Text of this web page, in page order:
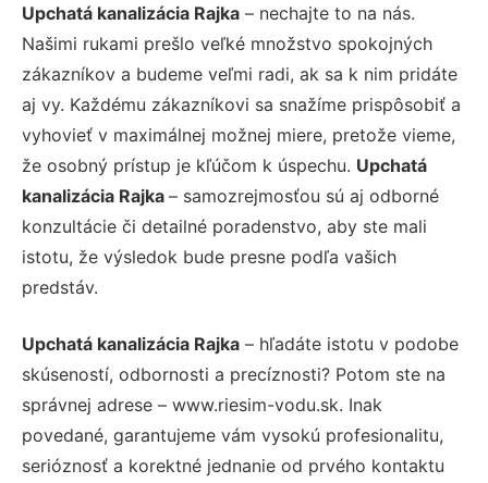
Upchatá kanalizácia Rajka – nechajte to na nás.
Našimi rukami prešlo veľké množstvo spokojných
zákazníkov a budeme veľmi radi, ak sa k nim pridáte
aj vy. Každému zákazníkovi sa snažíme prispôsobiť a
vyhovieť v maximálnej možnej miere, pretože vieme,
že osobný prístup je kľúčom k úspechu. Upchatá
kanalizácia Rajka – samozrejmosťou sú aj odborné
konzultácie či detailné poradenstvo, aby ste mali
istotu, že výsledok bude presne podľa vašich
predstáv.
Upchatá kanalizácia Rajka – hľadáte istotu v podobe
skúseností, odbornosti a precíznosti? Potom ste na
správnej adrese – www.riesim-vodu.sk. Inak
povedané, garantujeme vám vysokú profesionalitu,
serióznosť a korektné jednanie od prvého kontaktu